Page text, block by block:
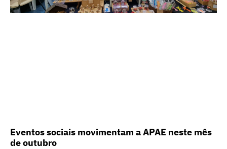
Eventos sociais movimentam a APAE neste mês
de outubro